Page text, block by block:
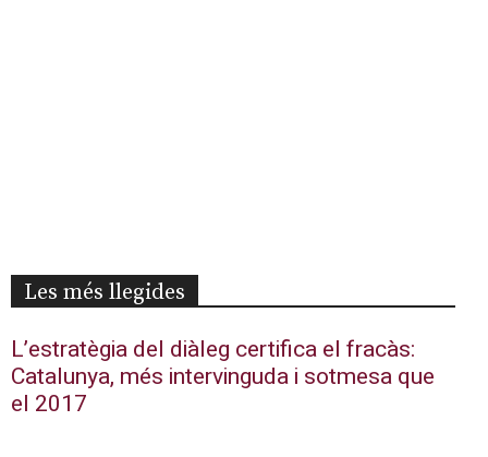
Les més llegides
L’estratègia del diàleg certifica el fracàs:
Catalunya, més intervinguda i sotmesa que
el 2017